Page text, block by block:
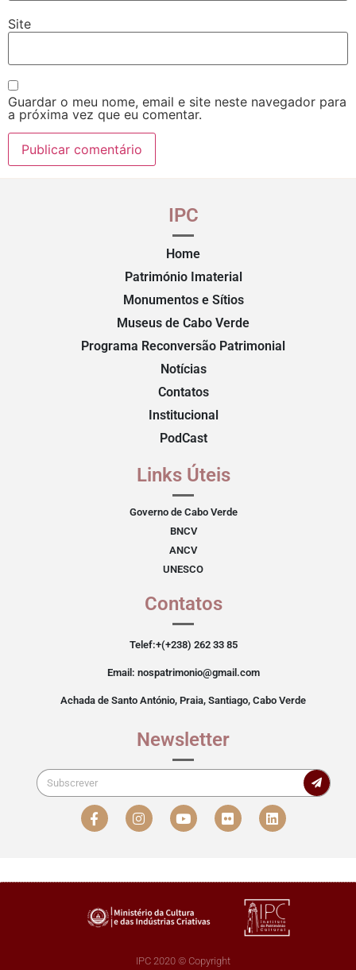
Site
Guardar o meu nome, email e site neste navegador para
a próxima vez que eu comentar.
IPC
Home
Património Imaterial
Monumentos e Sítios
Museus de Cabo Verde
Programa Reconversão Patrimonial
Notícias
Contatos
Institucional
PodCast
Links Úteis
Governo de Cabo Verde
BNCV
ANCV
UNESCO
Contatos
Telef:+(+238) 262 33 85
Email: nospatrimonio@gmail.com
Achada de Santo António, Praia, Santiago, Cabo Verde
Newsletter
IPC 2020 © Copyright